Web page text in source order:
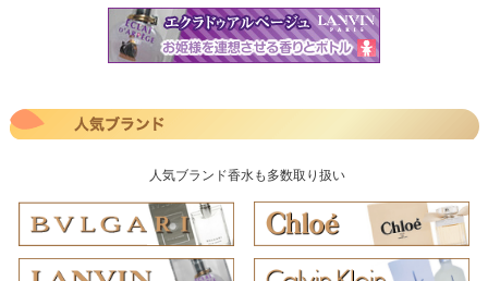
人気ブランド香水も多数取り扱い